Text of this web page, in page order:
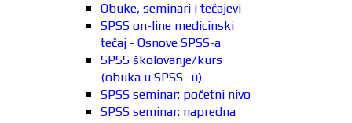
Obuke, seminari i tečajevi
SPSS on-line medicinski
tečaj - Osnove SPSS-a
SPSS školovanje/kurs
(obuka u SPSS -u)
SPSS seminar: početni nivo
SPSS seminar: napredna